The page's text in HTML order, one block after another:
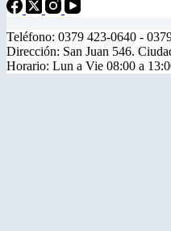
Teléfono: 0379 423-0640 -
Dirección: San Juan 546.
Horario: Lun a Vie 08:00 a